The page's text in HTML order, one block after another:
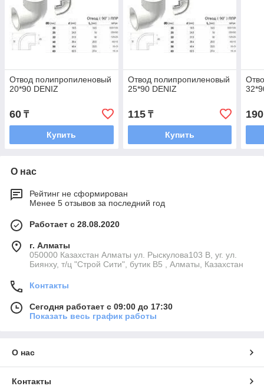
Отвод полипропиленовый
20*90 DENIZ
60 ₸
Купить
Отвод полипропиленовый
25*90 DENIZ
115₸
Купить
190
О нас
Рейтинг не сформирован
Менее 5 отзывов за последний год
Работает с 28.08.2020
г. Алматы
050000 Казахстан Алматы ул. Рыскулова103 В, уг. ул.
Биянху, т/ц "Строй Сити", бутик В5 , Алматы, Казахстан
Контакты
Сегодня работает с 09:00 до 17:30
Показать весь график работы
О нас
Контакты